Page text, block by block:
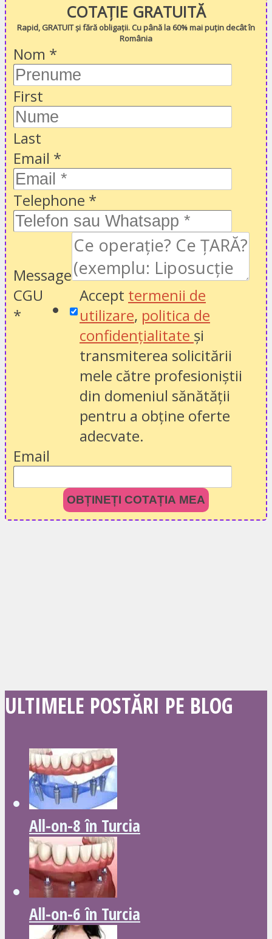
COTAȚIE GRATUITĂ
Rapid, GRATUIT și fără obligații. Cu până la 60% mai puțin decât în
România
Nom *
First
Last
Email *
Telephone *
Message
CGU
*
Accept termenii de
utilizare, politica de
confidențialitate și
transmiterea solicitării
mele către profesioniștii
din domeniul sănătății
pentru a obține oferte
adecvate.
Email
OBȚINEȚI COTAȚIA MEA
ULTIMELE POSTĂRI PE BLOG
All-on-8 în Turcia
All-on-6 în Turcia